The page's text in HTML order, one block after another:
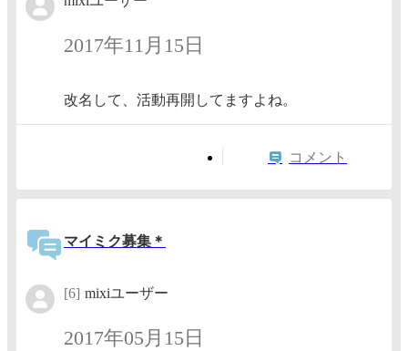
2017年11月15日
改名して、活動再開してますよね。
コメント
マイミク募集＊
[6] mixiユーザー
2017年05月15日